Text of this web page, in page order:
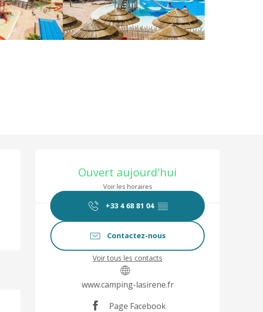
Ouverture et
Ouvert aujourd'hui
Voir les horaires
+33 4 68 81 04 ▒▒
Contactez-nous
Voir tous les contacts
www.camping-lasirene.fr
Page Facebook